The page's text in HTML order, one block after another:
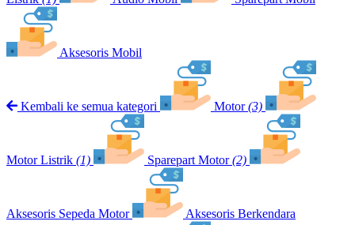
Aksesoris Mobil
Kembali ke semua kategori Motor (3)
Motor Listrik (1) Sparepart Motor (2)
Aksesoris Sepeda Motor Aksesoris Berkendara